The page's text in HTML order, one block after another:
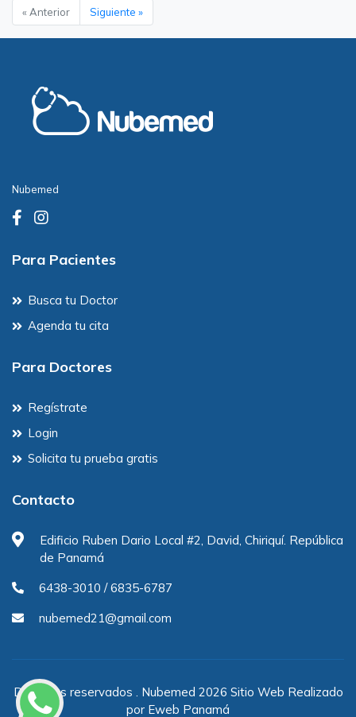
« Anterior Siguiente »
Nubemed
Para Pacientes
Busca tu Doctor
Agenda tu cita
Para Doctores
Regístrate
Login
Solicita tu prueba gratis
Contacto
Edificio Ruben Dario Local #2, David, Chiriquí. República
de Panamá
6438-3010 / 6835-6787
nubemed21@gmail.com
Derechos reservados . Nubemed 2026 Sitio Web Realizado
por Eweb Panamá